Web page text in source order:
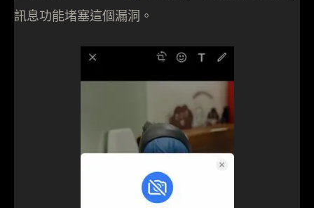
訊息功能堵塞這個漏洞。